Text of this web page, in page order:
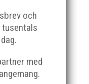
och
tusentals
med
Gossner,
Vår